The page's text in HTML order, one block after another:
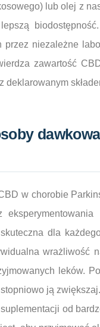
lub olej z
przez niezależne
zawartość
deklarowanym
w chorobie
dla
wrażliwość
leków.
ją zwiększaj.
od